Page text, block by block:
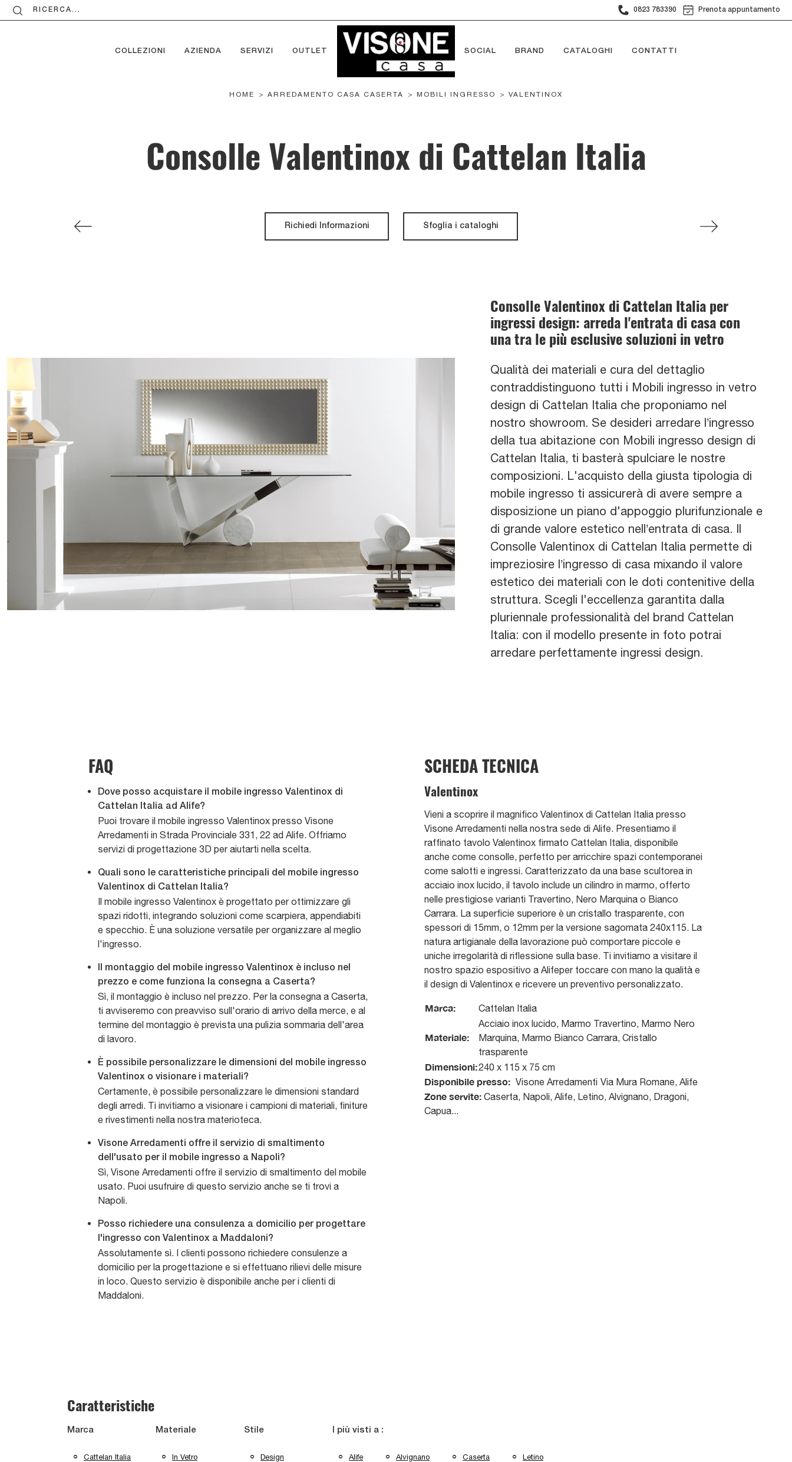
RICERCA... 0823 783390 Prenota appuntamento
COLLEZIONI AZIENDA SERVIZI OUTLET SOCIAL BRAND CATALOGHI CONTATTI
HOME > ARREDAMENTO CASA CASERTA > MOBILI INGRESSO > VALENTINOX
Consolle Valentinox di Cattelan Italia
Richiedi Informazioni Sfoglia i cataloghi
Consolle Valentinox di Cattelan Italia per
ingressi design: arreda l'entrata di casa con
una tra le più esclusive soluzioni in vetro
Qualità dei materiali e cura del dettaglio
contraddistinguono tutti i Mobili ingresso in vetro
design di Cattelan Italia che proponiamo nel
nostro showroom. Se desideri arredare l’ingresso
della tua abitazione con Mobili ingresso design di
Cattelan Italia, ti basterà spulciare le nostre
composizioni. L'acquisto della giusta tipologia di
mobile ingresso ti assicurerà di avere sempre a
disposizione un piano d'appoggio plurifunzionale e
di grande valore estetico nell’entrata di casa. Il
Consolle Valentinox di Cattelan Italia permette di
impreziosire l’ingresso di casa mixando il valore
estetico dei materiali con le doti contenitive della
struttura. Scegli l'eccellenza garantita dalla
pluriennale professionalità del brand Cattelan
Italia: con il modello presente in foto potrai
arredare perfettamente ingressi design.
FAQ
Dove posso acquistare il mobile ingresso Valentinox di
Cattelan Italia ad Alife?
Puoi trovare il mobile ingresso Valentinox presso Visone
Arredamenti in Strada Provinciale 331, 22 ad Alife. Offriamo
servizi di progettazione 3D per aiutarti nella scelta.
Quali sono le caratteristiche principali del mobile ingresso
Valentinox di Cattelan Italia?
Il mobile ingresso Valentinox è progettato per ottimizzare gli
spazi ridotti, integrando soluzioni come scarpiera, appendiabiti
e specchio. È una soluzione versatile per organizzare al meglio
l'ingresso.
Il montaggio del mobile ingresso Valentinox è incluso nel
prezzo e come funziona la consegna a Caserta?
Sì, il montaggio è incluso nel prezzo. Per la consegna a Caserta,
ti avviseremo con preavviso sull'orario di arrivo della merce, e al
termine del montaggio è prevista una pulizia sommaria dell'area
di lavoro.
È possibile personalizzare le dimensioni del mobile ingresso
Valentinox o visionare i materiali?
Certamente, è possibile personalizzare le dimensioni standard
degli arredi. Ti invitiamo a visionare i campioni di materiali, finiture
e rivestimenti nella nostra materioteca.
Visone Arredamenti offre il servizio di smaltimento
dell'usato per il mobile ingresso a Napoli?
Sì, Visone Arredamenti offre il servizio di smaltimento del mobile
usato. Puoi usufruire di questo servizio anche se ti trovi a
Napoli.
Posso richiedere una consulenza a domicilio per progettare
l'ingresso con Valentinox a Maddaloni?
Assolutamente sì. I clienti possono richiedere consulenze a
domicilio per la progettazione e si effettuano rilievi delle misure
in loco. Questo servizio è disponibile anche per i clienti di
Maddaloni.
SCHEDA TECNICA
Valentinox
Vieni a scoprire il magnifico Valentinox di Cattelan Italia presso
Visone Arredamenti nella nostra sede di Alife. Presentiamo il
raffinato tavolo Valentinox firmato Cattelan Italia, disponibile
anche come consolle, perfetto per arricchire spazi contemporanei
come salotti e ingressi. Caratterizzato da una base scultorea in
acciaio inox lucido, il tavolo include un cilindro in marmo, offerto
nelle prestigiose varianti Travertino, Nero Marquina o Bianco
Carrara. La superficie superiore è un cristallo trasparente, con
spessori di 15mm, o 12mm per la versione sagomata 240x115. La
natura artigianale della lavorazione può comportare piccole e
uniche irregolarità di riflessione sulla base. Ti invitiamo a visitare il
nostro spazio espositivo a Alifeper toccare con mano la qualità e
il design di Valentinox e ricevere un preventivo personalizzato.
Marca: Cattelan Italia
Materiale:
Acciaio inox lucido, Marmo Travertino, Marmo Nero
Marquina, Marmo Bianco Carrara, Cristallo
trasparente
Dimensioni:240 x 115 x 75 cm
Disponibile presso: Visone Arredamenti Via Mura Romane, Alife
Zone servite: Caserta, Napoli, Alife, Letino, Alvignano, Dragoni,
Capua...
Caratteristiche
Marca
Cattelan Italia
Materiale
In Vetro
Stile
Design
I più visti a :
Alife Alvignano Caserta Letino